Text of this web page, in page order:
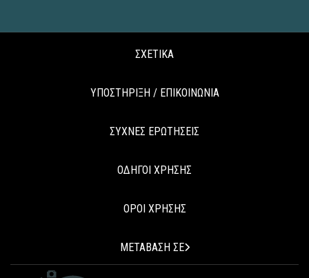
ΣΧΕΤΙΚΑ
ΥΠΟΣΤΗΡΙΞΗ / ΕΠΙΚΟΙΝΩΝΙΑ
ΣΥΧΝΕΣ ΕΡΩΤΗΣΕΙΣ
ΟΔΗΓΟΙ ΧΡΗΣΗΣ
ΟΡΟΙ ΧΡΗΣΗΣ
ΜΕΤΑΒΑΣΗ ΣΕ